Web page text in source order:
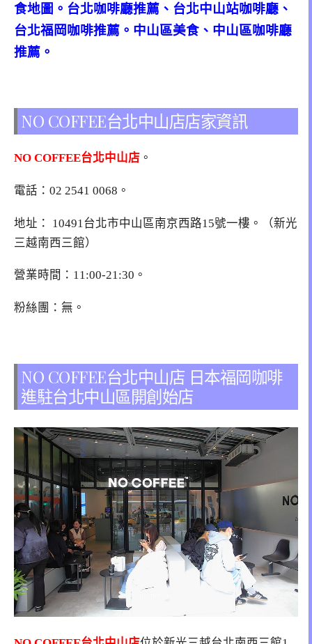
食地圖。台北咖啡廳推薦、台北中山站咖啡廳、
台北福岡咖啡推薦。中山區美食、中山區咖啡廳
推薦。
NO COFFEE台北中山店店家資訊
NO COFFEE台北中山店 。
電話： 02 2541 0068 。
地址： 10491台北市中山區南京西路15號一樓 。（新光
三越南西三館）
營業時間：11:00-21:30。
粉絲團：無。
NO COFFEE台北中山店 日本福岡咖啡
進駐台北中山區開創始店